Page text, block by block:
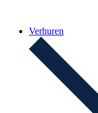
Verhuren